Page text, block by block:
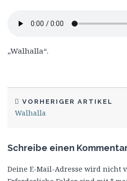
„Walhalla“.
VORHERIGER ARTIKEL
Walhalla
Schreibe einen
Deine E-Mail-Adresse wird nicht